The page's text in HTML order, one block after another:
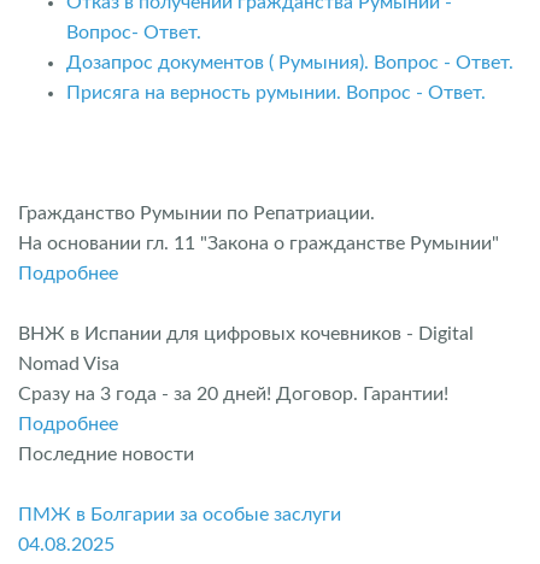
Вопрос- Ответ.
Дозапрос документов ( Румыния). Вопрос - Ответ.
Присяга на верность румынии. Вопрос - Ответ.
Гражданство Румынии по Репатриации.
На основании гл. 11 "Закона о гражданстве Румынии"
Подробнее
ВНЖ в Испании для цифровых кочевников - Digital
Nomad Visa
Сразу на 3 года - за 20 дней! Договор. Гарантии!
Подробнее
Последние новости
ПМЖ в Болгарии за особые заслуги
04.08.2025